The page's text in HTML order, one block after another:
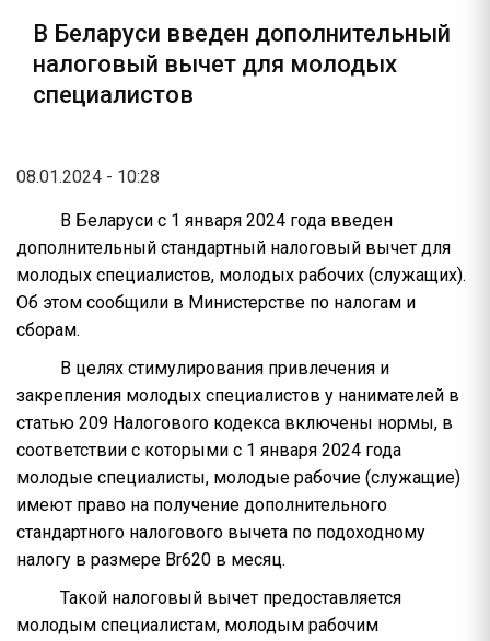
В Беларуси введен дополнительный
налоговый вычет для молодых
специалистов
08.01.2024 - 10:28
В Беларуси с 1 января 2024 года введен
дополнительный стандартный налоговый вычет для
молодых специалистов, молодых рабочих (служащих).
Об этом сообщили в Министерстве по налогам и
сборам.
В целях стимулирования привлечения и
закрепления молодых специалистов у нанимателей в
статью 209 Налогового кодекса включены нормы, в
соответствии с которыми с 1 января 2024 года
молодые специалисты, молодые рабочие (служащие)
имеют право на получение дополнительного
стандартного налогового вычета по подоходному
налогу в размере Br620 в месяц.
Такой налоговый вычет предоставляется
молодым специалистам, молодым рабочим